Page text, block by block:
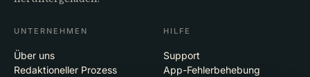
UNTERNEHMEN
Über uns
Redaktioneller Prozess
HILFE
Support
App-Fehlerbehebung